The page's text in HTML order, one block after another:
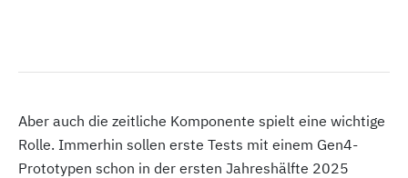
Aber auch die zeitliche Komponente spielt eine wichtige
Rolle. Immerhin sollen erste Tests mit einem Gen4-
Prototypen schon in der ersten Jahreshälfte 2025